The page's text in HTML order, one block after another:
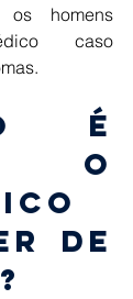
os homens
caso
é
o
de